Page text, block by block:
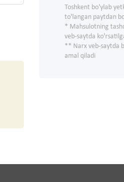
Toshkent bo'ylab
to'langan paytdan
* Mahsulotning
veb-saytda
** Narx veb-saytda
amal qiladi